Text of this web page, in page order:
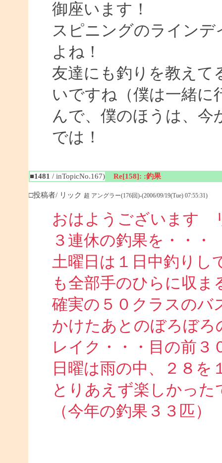
御座います！
スピニングのライン
よね！
友達にも釣りを教えて
いですね（僕は一緒に
んで、僕のほうは、今
では！
■1481 / inTopicNo.167) Re[158]: :釣果
□投稿者/ リック 超 アングラー(176回)-(2006/09/19(Tue) 07:55:31)
おはようございます
３連休の釣果を・・・
土曜日は１日中釣りし
も全部手のひらに収ま
確実の５０クラスのバ
かけたあとのぼろぼ
レイク・・・目の前３
日曜は雨の中、２８を
とりあえず楽しかった
（今年の釣果３３匹）